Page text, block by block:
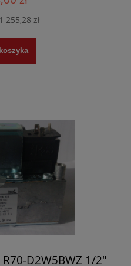
1 255,28 zł
D2W5BWZ 1/2"